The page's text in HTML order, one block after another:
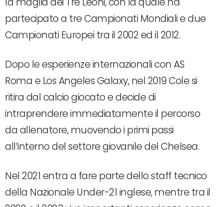
partecipato a tre Campionati Mondiali e due
Campionati Europei tra il 2002 ed il 2012.
Dopo le esperienze internazionali con AS
Roma e Los Angeles Galaxy, nel 2019 Cole si
ritira dal calcio giocato e decide di
intraprendere immediatamente il percorso
da allenatore, muovendo i primi passi
all’interno del settore giovanile del Chelsea.
Nel 2021 entra a fare parte dello staff tecnico
della Nazionale Under-21 inglese, mentre tra il